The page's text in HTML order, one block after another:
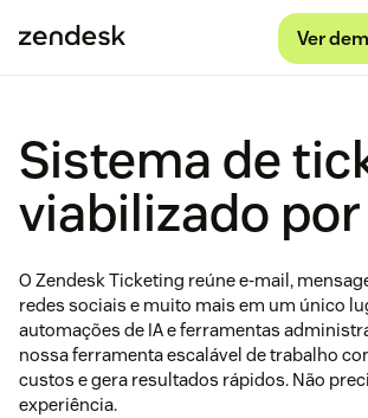
Ver
Sistema de
viabilizado por
O Zendesk Ticketing reúne e-mail,
redes sociais e muito mais em um único
automações de IA e ferramentas
nossa ferramenta escalável de trabalho
custos e gera resultados rápidos. Não
experiência.